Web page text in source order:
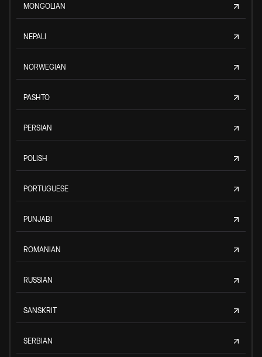
MONGOLIAN
NEPALI
NORWEGIAN
PASHTO
PERSIAN
POLISH
PORTUGUESE
PUNJABI
ROMANIAN
RUSSIAN
SANSKRIT
SERBIAN